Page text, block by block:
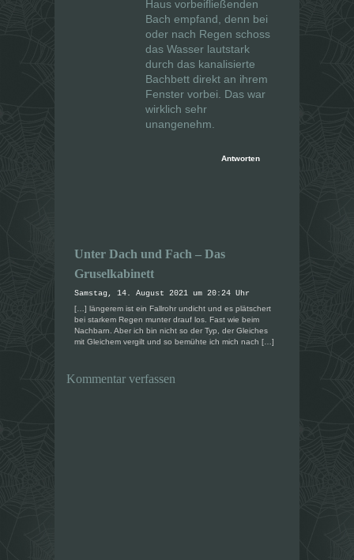
Haus vorbeifließenden
Bach empfand, denn bei
oder nach Regen schoss
das Wasser lautstark
durch das kanalisierte
Bachbett direkt an ihrem
Fenster vorbei. Das war
wirklich sehr
unangenehm.
Antworten
Unter Dach und Fach – Das
Gruselkabinett
Samstag, 14. August 2021 um 20:24 Uhr
[…] längerem ist ein Fallrohr undicht und es plätschert
bei starkem Regen munter drauf los. Fast wie beim
Nachbarn. Aber ich bin nicht so der Typ, der Gleiches
mit Gleichem vergilt und so bemühte ich mich nach […]
Kommentar verfassen